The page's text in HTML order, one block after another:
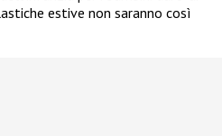
estive non saranno così